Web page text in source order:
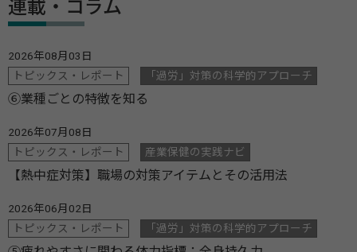
連載・コラム
2026年08月03日
トピックス・レポート
「過労」対策の科学的アプローチ
⑥業種ごとの特徴を知る
2026年07月08日
トピックス・レポート
産業保健の実践ナビ
【熱中症対策】職場の対策アイテムとその活用法
2026年06月02日
トピックス・レポート
「過労」対策の科学的アプローチ